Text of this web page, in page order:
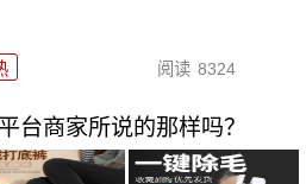
阅读 8324
台商家所说的那样吗？